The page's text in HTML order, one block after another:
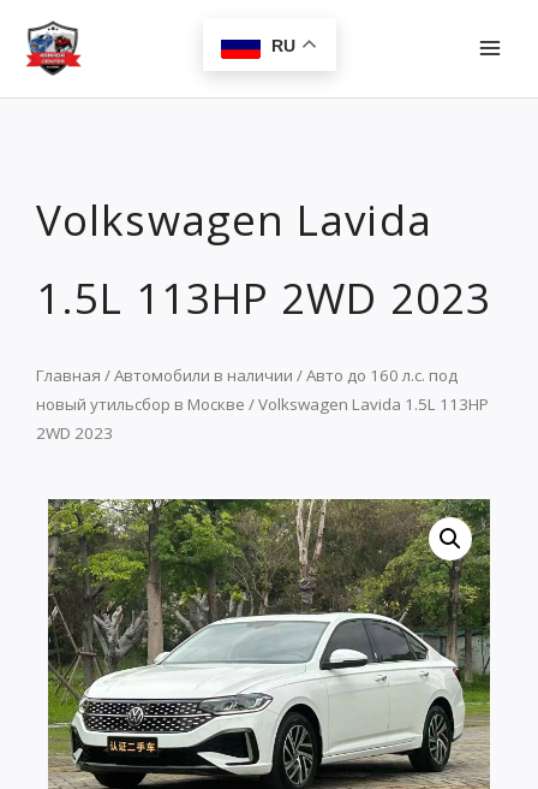
Перейти
содержимому
RU
Volkswagen Lavida
1.5L 113HP 2WD 2023
Главная /Автомобили в наличии /Авто до 160 л.с. под
новый утильсбор в Москве / Volkswagen Lavida 1.5L 113HP
2WD 2023